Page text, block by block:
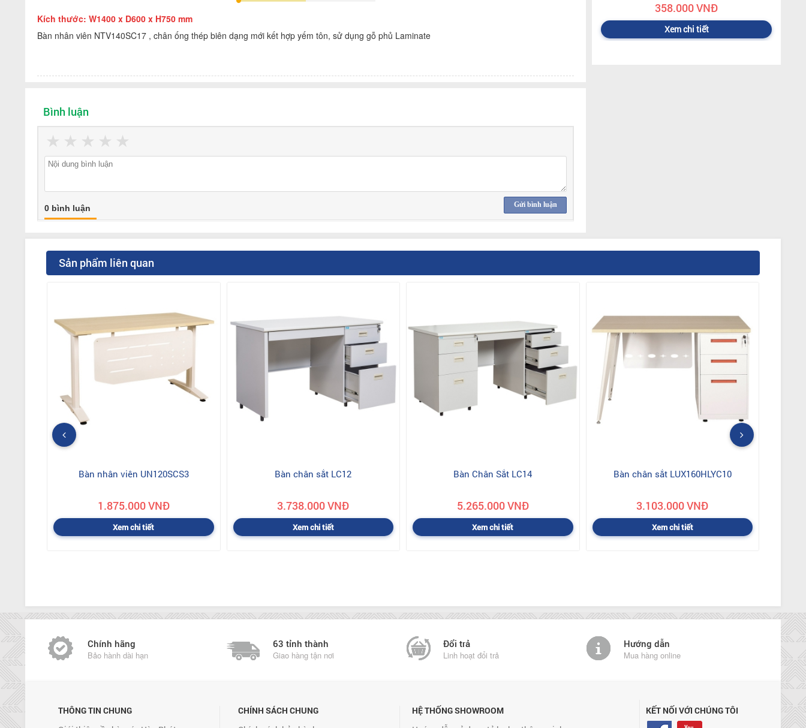
Kích thước: W1400 x D600 x H750 mm
Bàn nhân viên NTV140SC17 , chân ống thép biên dạng mới kết hợp yếm tôn, sử dụng gỗ phủ Laminate
Bình luận
★
★
★
★
★
Gửi bình luận
0 bình luận
358.000 VNĐ
Xem chi tiết
Sản phẩm liên quan
Bàn nhân viên UN120SCS3
1.875.000 VNĐ
Xem chi tiết
Bàn chân sắt LC12
3.738.000 VNĐ
Xem chi tiết
Bàn Chân Sắt LC14
5.265.000 VNĐ
Xem chi tiết
Bàn chân sắt LUX160HLYC10
3.103.000 VNĐ
Xem chi tiết
Chính hãng
Bảo hành dài hạn
63 tỉnh thành
Giao hàng tận nơi
Đổi trả
Linh hoạt đổi trả
Hướng dẫn
Mua hàng online
THÔNG TIN CHUNG
CHÍNH SÁCH CHUNG
HỆ THỐNG SHOWROOM
KẾT NỐI VỚI CHÚNG TÔI